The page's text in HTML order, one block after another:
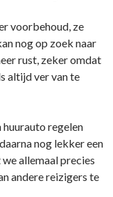
voorbehoud, ze
nog op zoek naar
rust, zeker omdat
altijd ver van te
huurauto regelen
nog lekker een
allemaal precies
andere reizigers te